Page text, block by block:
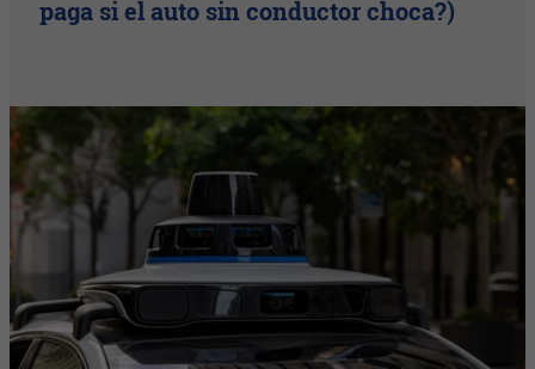
paga si el auto sin conductor choca?)